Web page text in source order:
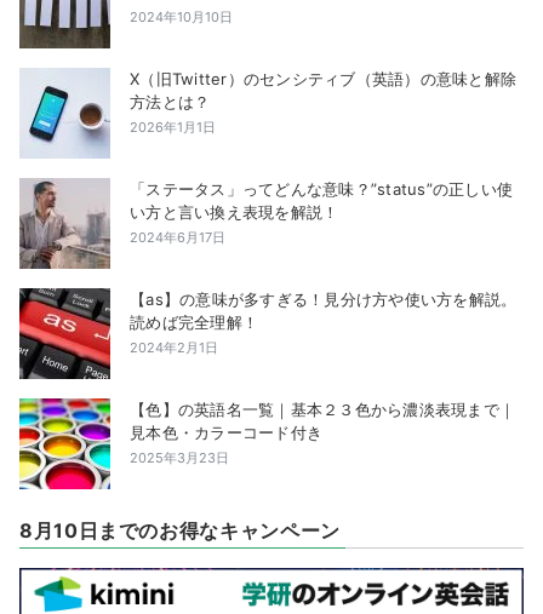
2024年10月10日
X（旧Twitter）のセンシティブ（英語）の意味と解除
方法とは？
2026年1月1日
「ステータス」ってどんな意味？”status”の正しい使
い方と言い換え表現を解説！
2024年6月17日
【as】の意味が多すぎる！見分け方や使い方を解説。
読めば完全理解！
2024年2月1日
【色】の英語名一覧｜基本２３色から濃淡表現まで｜
見本色・カラーコード付き
2025年3月23日
8月10日までのお得なキャンペーン